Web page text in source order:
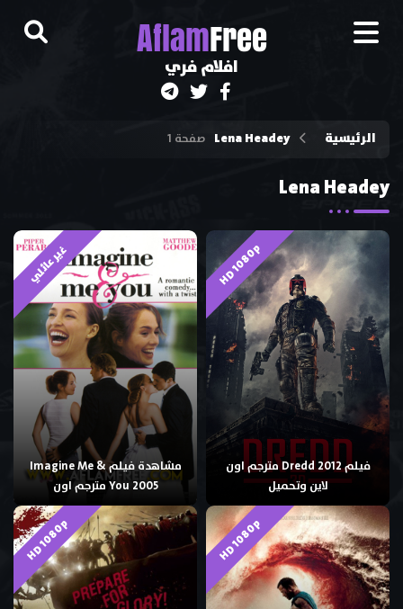
AflamFree
افلام فري
الرئيسية Lena Headey صفحة 1
Lena Headey
HD 1080p
فيلم Dredd 2012 مترجم اون
لاين وتحميل
غير عائلي
مشاهدة فيلم Imagine Me &
You 2005 مترجم اون
HD 1080p
HD 1080p